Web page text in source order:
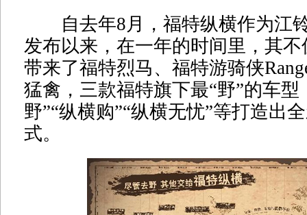
自去年8月，福特纵横作为江
发布以来，在一年的时间里，其
带来了福特烈马、福特游骑侠
猛禽，三款福特旗下最“野”的车型
野”“纵横购”“纵横无忧”等打造出
式。